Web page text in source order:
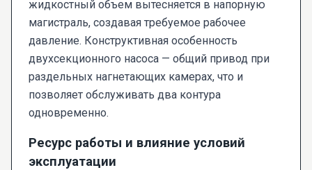
жидкостный объем вытесняется в напорную
магистраль, создавая требуемое рабочее
давление. Конструктивная особенность
двухсекционного насоса — общий привод при
раздельных нагнетающих камерах, что и
позволяет обслуживать два контура
одновременно.
Ресурс работы и влияние условий
эксплуатации